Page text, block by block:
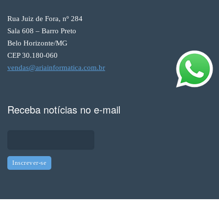
Rua Juiz de Fora, nº 284
Sala 608 – Barro Preto
Belo Horizonte/MG
CEP 30.180-060
vendas@ariainformatica.com.br
Receba notícias no e-mail